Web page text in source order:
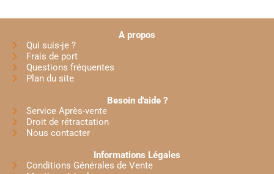
A propos
Qui suis-je ?
Frais de port
Questions fréquentes
Plan du site
Besoin d'aide ?
Service Après-vente
Droit de rétractation
Nous contacter
Informations Légales
Conditions Générales de Vente